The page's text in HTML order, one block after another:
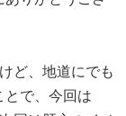
ど、地道にでも
とで、今回は